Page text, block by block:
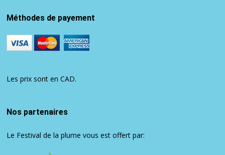
Méthodes de payement
Les prix sont en CAD.
Nos partenaires
Le Festival de la plume vous est offert par: